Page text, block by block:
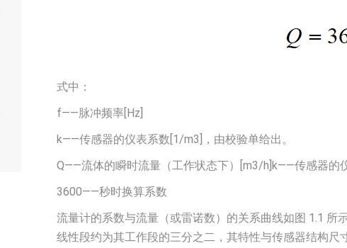
式中：
f——脉冲频率[Hz]
k——传感器的仪表系数[1/m3]，由校验单给出。
Q——流体的瞬时流量（工作状态下）[m3/h]k——传感器的
3600——秒时换算系数
流量计的系数与流量（或雷诺数）的关系曲线如图 1.1 所
线性段约为其工作段的三分之二，其特性与传感器结构